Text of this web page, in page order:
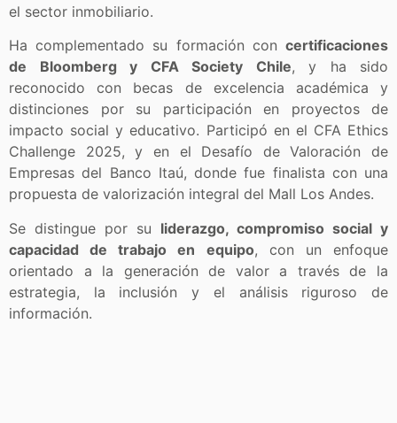
el sector inmobiliario.
Ha complementado su formación con certificaciones
de Bloomberg y CFA Society Chile, y ha sido
reconocido con becas de excelencia académica y
distinciones por su participación en proyectos de
impacto social y educativo. Participó en el CFA Ethics
Challenge 2025, y en el Desafío de Valoración de
Empresas del Banco Itaú, donde fue finalista con una
propuesta de valorización integral del Mall Los Andes.
Se distingue por su liderazgo, compromiso social y
capacidad de trabajo en equipo, con un enfoque
orientado a la generación de valor a través de la
estrategia, la inclusión y el análisis riguroso de
información.